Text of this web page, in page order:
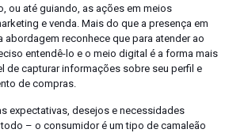
ou até guiando, as ações em meios
e venda. Mais do que a presença em
abordagem reconhece que para atender ao
entendê-lo e o meio digital é a forma mais
de capturar informações sobre seu perfil e
de compras.
expectativas, desejos e necessidades
– o consumidor é um tipo de camaleão